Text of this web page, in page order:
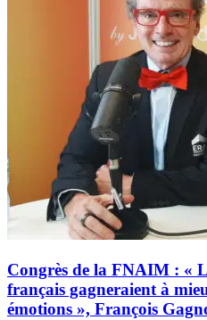
Congrès de la FNAIM : «
français gagneraient à
émotions », François